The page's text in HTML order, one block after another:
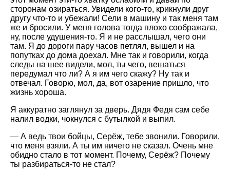
сторонам озираться. Увидели кого-то, крикнули друг
другу что-то и убежали! Сели в машину и так меня там
же и бросили. У меня голова тогда плохо соображала,
ну, после удушения-то. Я и не расслышал, чего они
там. Я до дороги пару часов петлял, вышел и на
попутках до дома доехал. Мне так и говорили, когда
следы на шее видели, мол, ты чего, вешаться
передумал что ли? А я им чего скажу? Ну так и
отвечал. Говорю, мол, да, вот озарение пришло, что
жизнь хороша.
Я аккуратно заглянул за дверь. Дядя Федя сам себе
налил водки, чокнулся с бутылкой и выпил.
— А ведь твои бойцы, Серёж, тебе звонили. Говорили,
что меня взяли. А ты им ничего не сказал. Очень мне
обидно стало в тот момент. Почему, Серёж? Почему
ты разбираться-то не стал?